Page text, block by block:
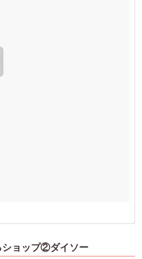
ショップ②ダイソー